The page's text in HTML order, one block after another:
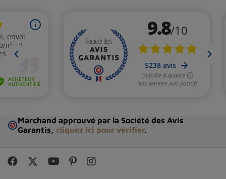
Marchand approuvé par la Société des Avis
Garantis, cliquez ici pour vérifier.